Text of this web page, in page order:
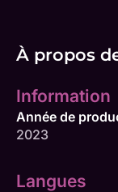
À propos
Information
Année de
2023
Langues